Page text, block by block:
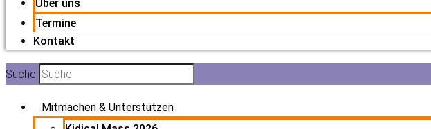
Über uns
Termine
Kontakt
Suche
Mitmachen & Unterstützen